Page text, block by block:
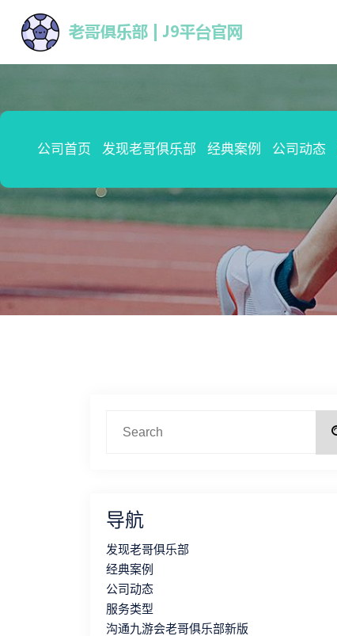
公司首页 发现老哥俱乐部 经典案例 公司动态
导航
发现老哥俱乐部
经典案例
公司动态
服务类型
沟通九游会老哥俱乐部新版